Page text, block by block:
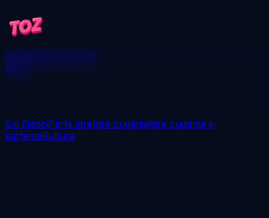
IgreBlogOsvoji 250$
Skini
Svi članciParty igreIgre cuganjaIgre cuganja s
kartamaKultura